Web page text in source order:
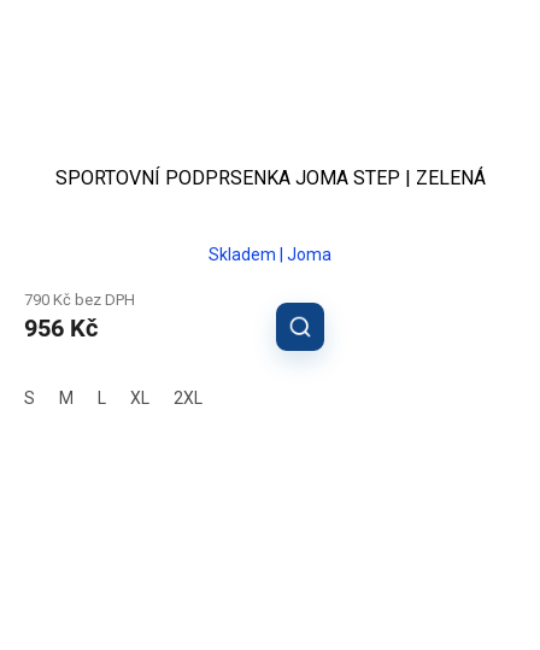
SPORTOVNÍ PODPRSENKA JOMA STEP | ZELENÁ
Skladem | Joma
790 Kč bez DPH
956 Kč
S M XL 2XL